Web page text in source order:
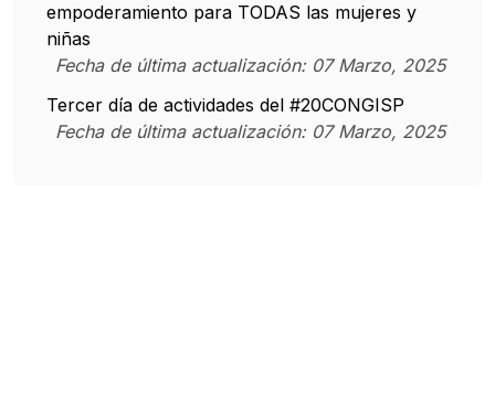
empoderamiento para TODAS las mujeres y
niñas
Fecha de última actualización: 07 Marzo, 2025
Tercer día de actividades del #20CONGISP
Fecha de última actualización: 07 Marzo, 2025